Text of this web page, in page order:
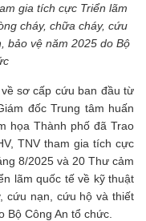
gia tích cực Triển lãm
cháy, chữa cháy, cứu
bảo vệ năm 2025 do Bộ
sơ cấp cứu ban đầu từ
đốc Trung tâm huấn
họa Thành phố đã Trao
TNV tham gia tích cực
8/2025 và 20 Thư cảm
lãm quốc tế về kỹ thuật
cứu nạn, cứu hộ và thiết
Bộ Công An tổ chức.